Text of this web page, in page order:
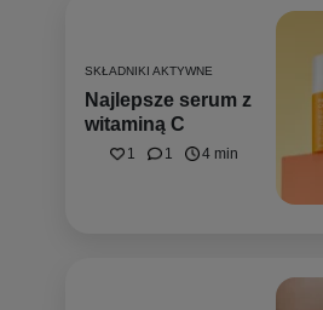
SKŁADNIKI AKTYWNE
Najlepsze serum z
witaminą C
1 1 4 min